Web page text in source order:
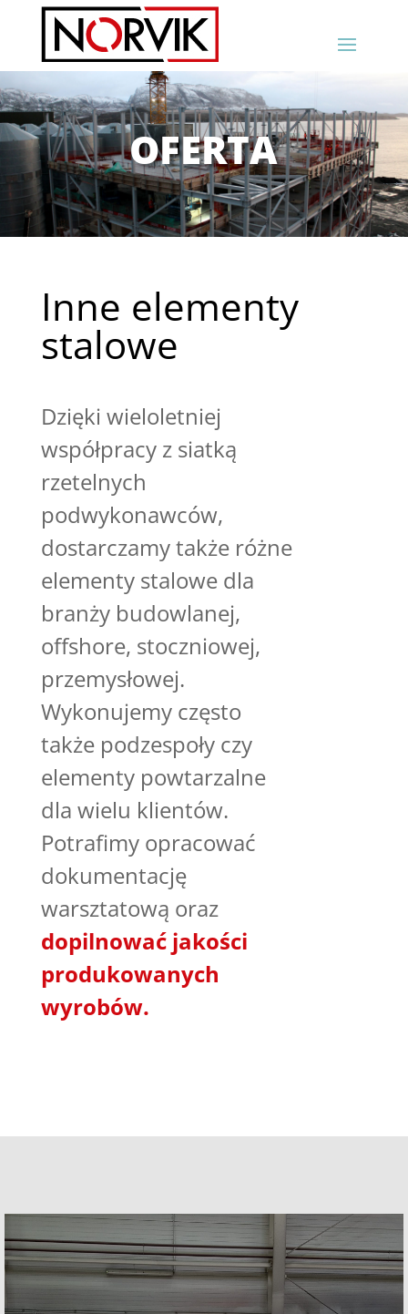
OFERTA
Inne elementy
stalowe
Dzięki wieloletniej
współpracy z siatką
rzetelnych
podwykonawców,
dostarczamy także różne
elementy stalowe dla
branży budowlanej,
offshore, stoczniowej,
przemysłowej.
Wykonujemy często
także podzespoły czy
elementy powtarzalne
dla wielu klientów.
Potrafimy opracować
dokumentację
warsztatową oraz
dopilnować jakości
produkowanych
wyrobów.